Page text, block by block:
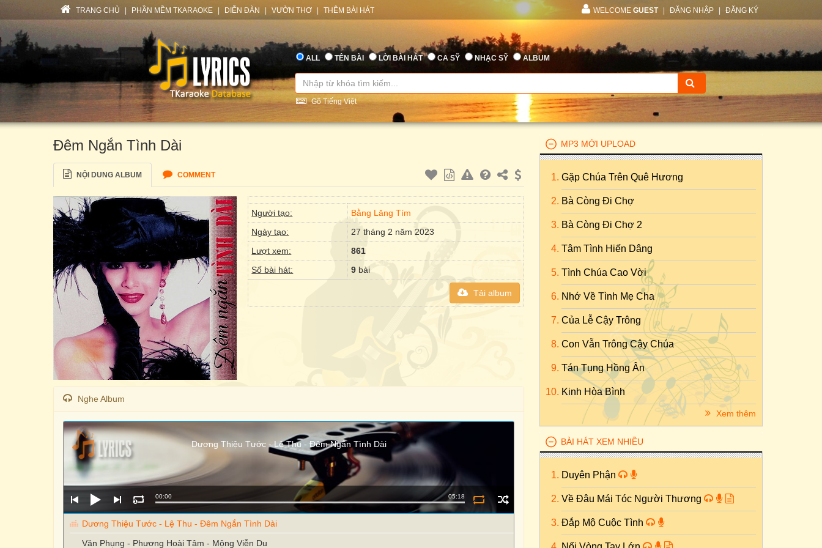
TRANG CHỦ PHẦN MỀM TKARAOKE DIỄN ĐÀN VƯỜN THƠ THÊM BÀI HÁT WELCOME GUEST ĐĂNG NHẬP ĐĂNG KÝ
ALL TÊN BÀI LỜI BÀI HÁT CA SỸ NHẠC SỸ ALBUM
Gõ Tiếng Việt
Đêm Ngắn Tình Dài
NỘI DUNG ALBUM COMMENT
Người tạo:
Bằng Lăng Tím
Ngày tạo:
27 tháng 2 năm 2023
Lượt xem:
861
Số bài hát:
9 bài
Tải album
Nghe Album
Dương Thiệu Tước - Lệ Thu - Đêm Ngắn Tình Dài
00:00 05:18
Dương Thiệu Tước - Lệ Thu - Đêm Ngắn Tình Dài
Văn Phụng - Phương Hoài Tâm - Mộng Viễn Du
MP3 MỚI UPLOAD
Gặp Chúa Trên Quê Hương
Bà Còng Đi Chợ
Bà Còng Đi Chợ 2
Tâm Tình Hiến Dâng
Tình Chúa Cao Vời
Nhớ Về Tình Mẹ Cha
Của Lễ Cậy Trông
Con Vẫn Trông Cậy Chúa
Tán Tụng Hồng Ân
Kinh Hòa Bình
Xem thêm
BÀI HÁT XEM NHIỀU
Duyên Phận
Về Đâu Mái Tóc Người Thương
Đắp Mộ Cuộc Tình